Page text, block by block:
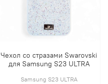
Чехол со стразами Swarovski
для Samsung S23 ULTRA
Samsung S23 ULTRA